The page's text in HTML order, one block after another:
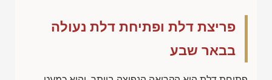
פריצת דלת ופתיחת דלת נעולה
בבאר שבע